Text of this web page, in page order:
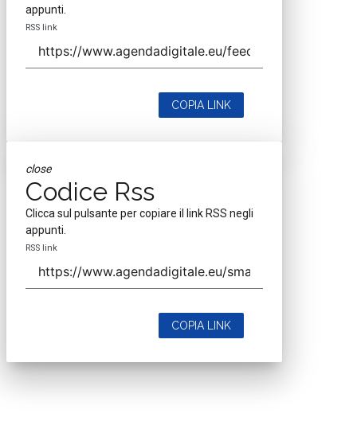
appunti.
RSS link
COPIA LINK
close
Codice Rss
Clicca sul pulsante per copiare il link RSS negli
appunti.
RSS link
COPIA LINK